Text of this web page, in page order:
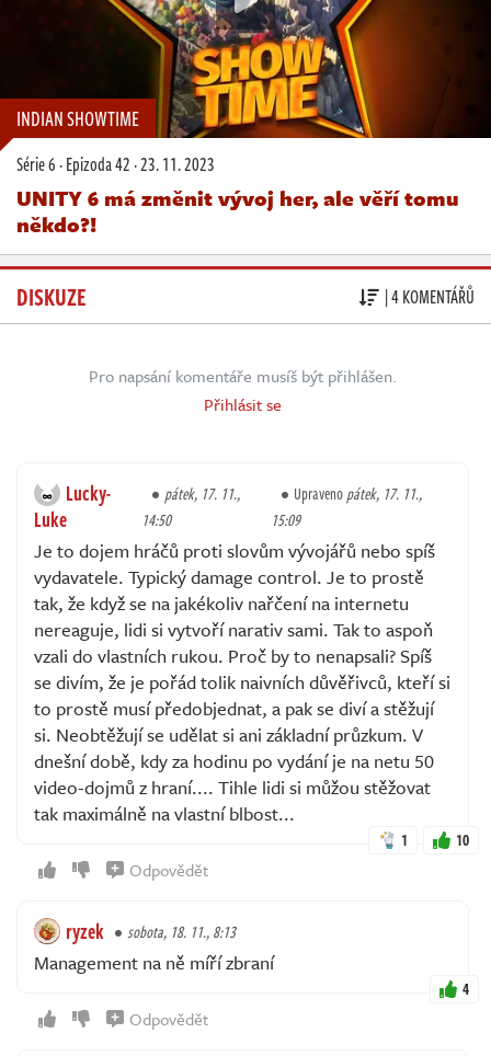
INDIAN SHOWTIME
Série 6·Epizoda 42·23. 11. 2023
UNITY 6 má změnit vývoj her, ale věří tomu
někdo?!
DISKUZE | 4 KOMENTÁŘŮ
Pro napsání komentáře musíš být přihlášen.
Přihlásit se
Lucky-
Luke
pátek, 17. 11.,
14:50
Upravenopátek, 17. 11.,
15:09
Je to dojem hráčů proti slovům vývojářů nebo spíš
vydavatele. Typický damage control. Je to prostě
tak, že když se na jakékoliv nařčení na internetu
nereaguje, lidi si vytvoří narativ sami. Tak to aspoň
vzali do vlastních rukou. Proč by to nenapsali? Spíš
se divím, že je pořád tolik naivních důvěřivců, kteří si
to prostě musí předobjednat, a pak se diví a stěžují
si. Neobtěžují se udělat si ani základní průzkum. V
dnešní době, kdy za hodinu po vydání je na netu 50
video-dojmů z hraní.... Tihle lidi si můžou stěžovat
tak maximálně na vlastní blbost...
1 10
Odpovědět
ryzek sobota, 18. 11., 8:13
Management na ně míří zbraní
4
Odpovědět